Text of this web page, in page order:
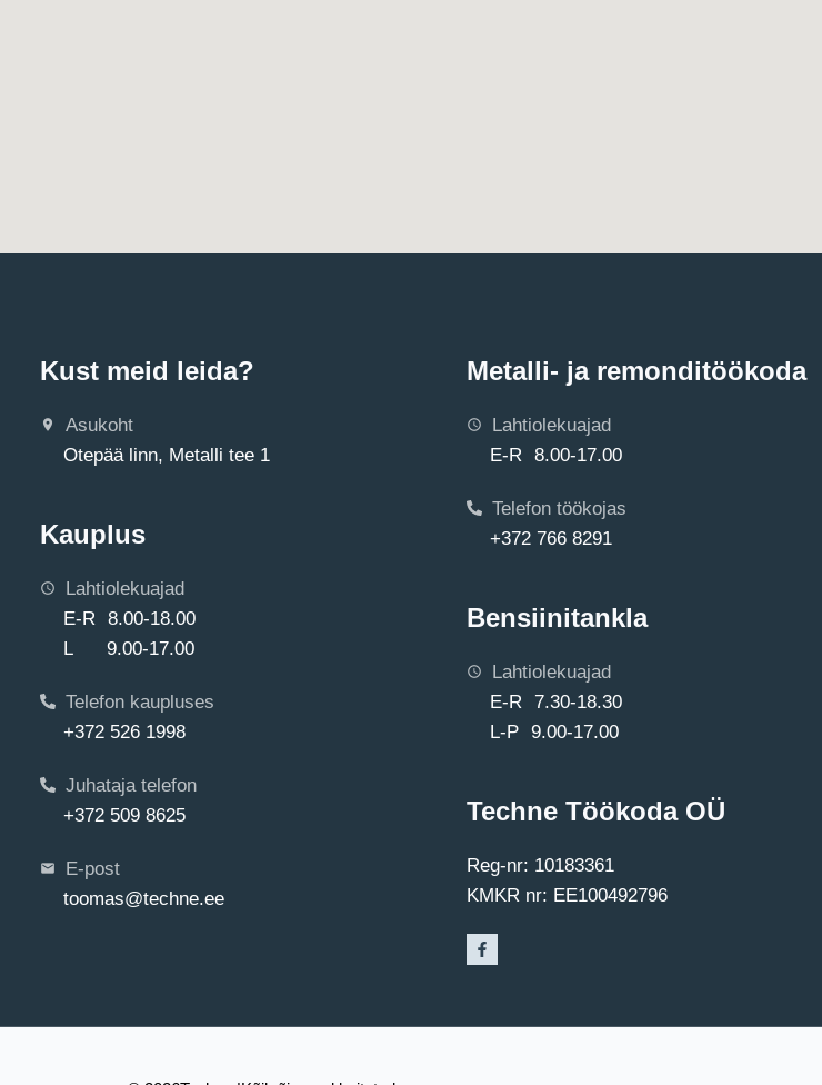
Kust meid leida?
Asukoht
Otepää linn, Metalli tee 1
Kauplus
Lahtiolekuajad
E-R 8.00-18.00
L 9.00-17.00
Telefon kaupluses
+372 526 1998
Juhataja telefon
+372 509 8625
E-post
toomas@techne.ee
Metalli- ja remonditöökoda
Lahtiolekuajad
E-R 8.00-17.00
Telefon töökojas
+372 766 8291
Bensiinitankla
Lahtiolekuajad
E-R 7.30-18.30
L-P 9.00-17.00
Techne Töökoda OÜ
Reg-nr: 10183361
KMKR nr: EE100492796